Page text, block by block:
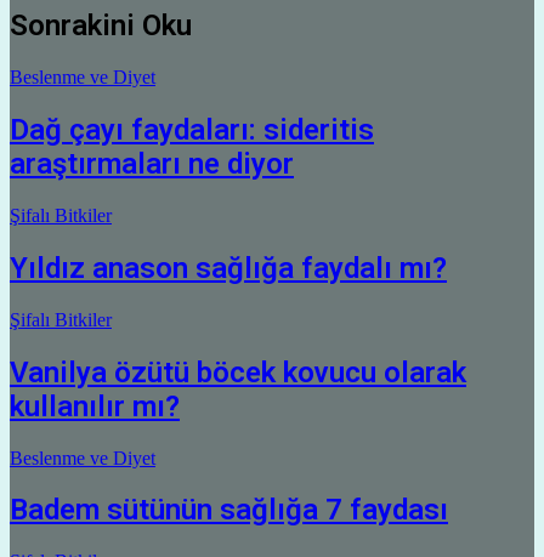
Sonrakini Oku
Beslenme ve Diyet
Dağ çayı faydaları: sideritis
araştırmaları ne diyor
Şifalı Bitkiler
Yıldız anason sağlığa faydalı mı?
Şifalı Bitkiler
Vanilya özütü böcek kovucu olarak
kullanılır mı?
Beslenme ve Diyet
Badem sütünün sağlığa 7 faydası